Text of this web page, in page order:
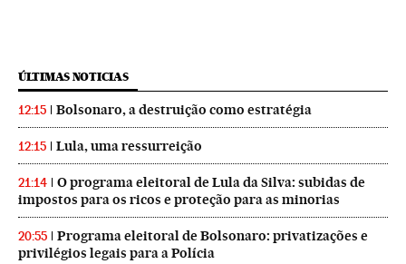
ÚLTIMAS NOTICIAS
12:15 Bolsonaro, a destruição como estratégia
12:15 Lula, uma ressurreição
21:14
O programa eleitoral de Lula da Silva: subidas de
impostos para os ricos e proteção para as minorias
20:55
Programa eleitoral de Bolsonaro: privatizações e
privilégios legais para a Polícia